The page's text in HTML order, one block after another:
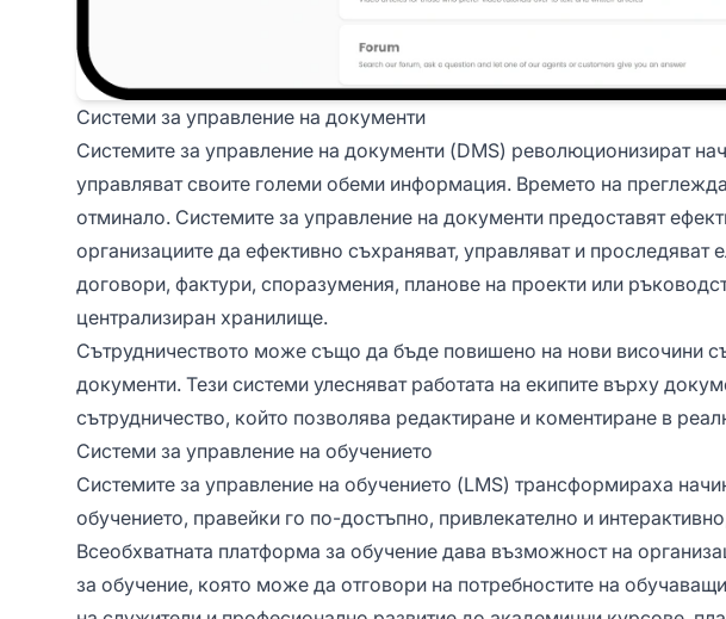
Системи за управление на документи
Системите за управление на документи (DMS) революционизират
управляват своите големи обеми информация. Времето на
отминало. Системите за управление на документи предоставят
организациите да ефективно съхраняват, управляват и проследяват
договори, фактури, споразумения, планове на проекти или
централизиран хранилище.
Сътрудничеството може също да бъде повишено на нови височини
документи. Тези системи улесняват работата на екипите върху
сътрудничество, който позволява редактиране и коментиране в
Системи за управление на обучението
Системите за управление на обучението (LMS) трансформираха
обучението, правейки го по-достъпно, привлекателно и
Всеобхватната платформа за обучение дава възможност на
за обучение, която може да отговори на потребностите на